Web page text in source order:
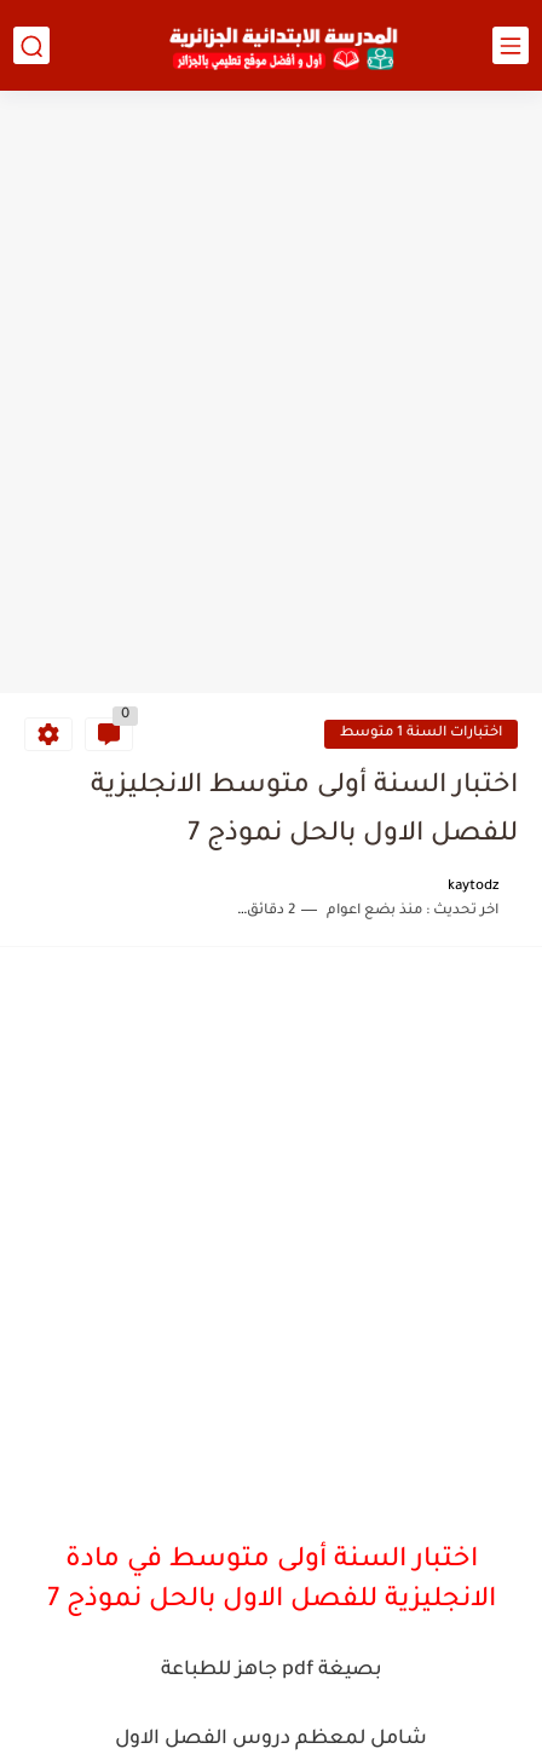
اختبارات السنة 1 متوسط
0
اختبار السنة أولى متوسط الانجليزية
للفصل الاول بالحل نموذج 7
kaytodz
اخر تحديث :منذ بضع اعوام 2 دقائق للقراءة
اختبار السنة أولى متوسط في مادة
الانجليزية للفصل الاول بالحل نموذج 7
بصيغة pdf جاهز للطباعة
شامل لمعظم دروس الفصل الاول